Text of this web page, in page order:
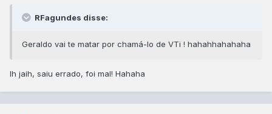
RFagundes disse:
Geraldo vai te matar por chamá-lo de VTi ! hahahhahahaha
Ih jaih, saiu errado, foi mal! Hahaha